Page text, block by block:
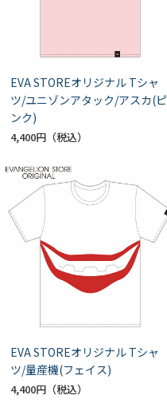
EVA STOREオリジナル Tシャ
ツ/ユニゾンアタック/アスカ(ピ
ンク)
4,400円
EVA STOREオリジナル Tシャ
ツ/量産機(フェイス)
4,400円